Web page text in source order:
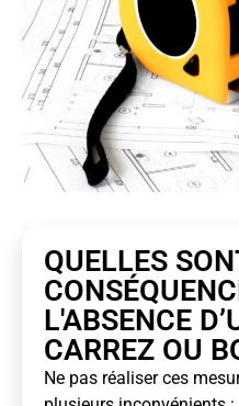
QUELLES
L'ABSENCE
CARREZ OU
Ne pas réaliser ces